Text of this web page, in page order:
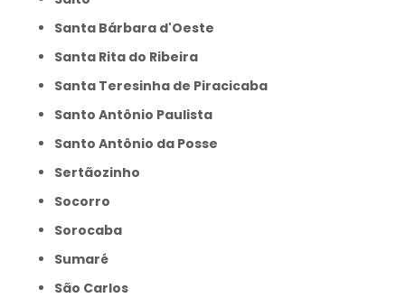
Santa Bárbara d'Oeste
Santa Rita do Ribeira
Santa Teresinha de Piracicaba
Santo Antônio Paulista
Santo Antônio da Posse
Sertãozinho
Socorro
Sorocaba
Sumaré
São Carlos